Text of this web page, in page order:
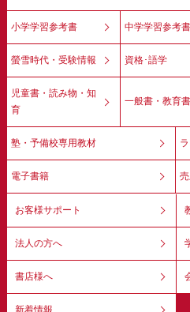
小学学習参考書 中学学習参考書
螢雪時代・受験情報 資格･語学
児童書・読み物・知
育
一般書・教育書
塾・予備校専用教材
電子書籍
お客様サポート
法人の方へ
書店様へ
新着情報